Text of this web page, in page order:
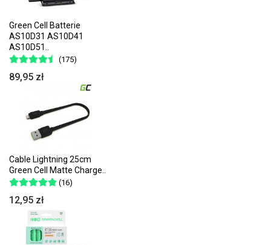
Green Cell Batterie
AS10D31 AS10D41
AS10D51..
(175)
89,95 zł
Cable Lightning 25cm
Green Cell Matte Charge..
(16)
12,95 zł